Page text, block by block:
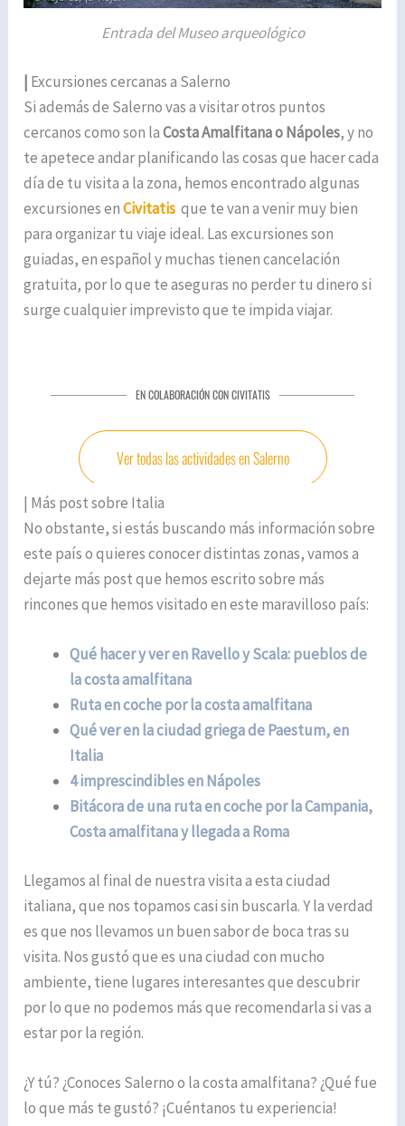
Entrada del Museo arqueológico
| Excursiones cercanas a Salerno
Si además de Salerno vas a visitar otros puntos
cercanos como son laCosta Amalfitana o Nápoles, y no
te apetece andar planificando las cosas que hacer cada
día de tu visita a la zona, hemos encontrado algunas
excursiones enCivitatis que te van a venir muy bien
para organizar tu viaje ideal. Las excursiones son
guiadas, en español y muchas tienen cancelación
gratuita, por lo que te aseguras no perder tu dinero si
surge cualquier imprevisto que te impida viajar.
| Más post sobre Italia
No obstante, si estás buscando más información sobre
este país o quieres conocer distintas zonas, vamos a
dejarte más post que hemos escrito sobre más
rincones que hemos visitado en este maravilloso país:
Qué hacer y ver en Ravello y Scala: pueblos de
la costa amalfitana
Ruta en coche por la costa amalfitana
Qué ver en la ciudad griega de Paestum, en
Italia
4 imprescindibles en Nápoles
Bitácora de una ruta en coche por la Campania,
Costa amalfitana y llegada a Roma
Llegamos al final de nuestra visita a esta ciudad
italiana, que nos topamos casi sin buscarla. Y la verdad
es que nos llevamos un buen sabor de boca tras su
visita. Nos gustó que es una ciudad con mucho
ambiente, tiene lugares interesantes que descubrir
por lo que no podemos más que recomendarla si vas a
estar por la región.
¿Y tú? ¿Conoces Salerno o la costa amalfitana? ¿Qué fue
lo que más te gustó? ¡Cuéntanos tu experiencia!